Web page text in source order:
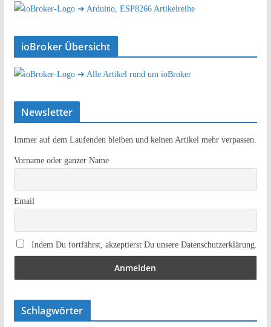
➔ Arduino, ESP8266 Artikelreihe
ioBroker Übersicht
➔ Alle Artikel rund um ioBroker
Newsletter
Immer auf dem Laufenden bleiben und keinen Artikel mehr verpassen.
Vorname oder ganzer Name
Email
Indem Du fortfährst, akzeptierst Du unsere Datenschutzerklärung.
Schlagwörter